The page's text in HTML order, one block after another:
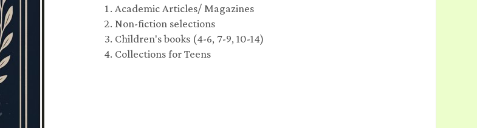
Academic Articles/ Magazines
Non-fiction selections
Children's books (4-6, 7-9, 10-14)
Collections for Teens